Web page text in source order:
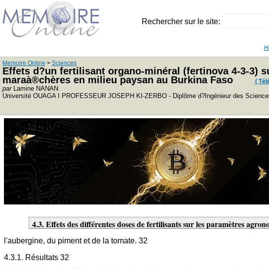
Rechercher sur le site:
Memoire Online > Sciences
Effets d?un fertilisant organo-minéral (fertinova 4-3-3)
maraà®chères en milieu paysan au Burkina Faso
(
parLamine NANAN
Université OUAGA I PROFESSEUR JOSEPH KI-ZERBO - Diplôme d?Ingénieur des
4.3. Effets des différentes doses de fertilisants sur les paramètres
l'aubergine, du piment et de la tomate. 32
4.3.1. Résultats 32